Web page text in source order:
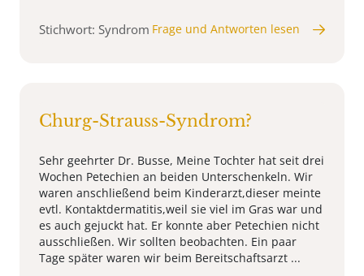
Stichwort: Syndrom Frage und Antworten lesen
Churg-Strauss-Syndrom?
Sehr geehrter Dr. Busse, Meine Tochter hat seit drei
Wochen Petechien an beiden Unterschenkeln. Wir
waren anschließend beim Kinderarzt,dieser meinte
evtl. Kontaktdermatitis,weil sie viel im Gras war und
es auch gejuckt hat. Er konnte aber Petechien nicht
ausschließen. Wir sollten beobachten. Ein paar
Tage später waren wir beim Bereitschaftsarzt ...